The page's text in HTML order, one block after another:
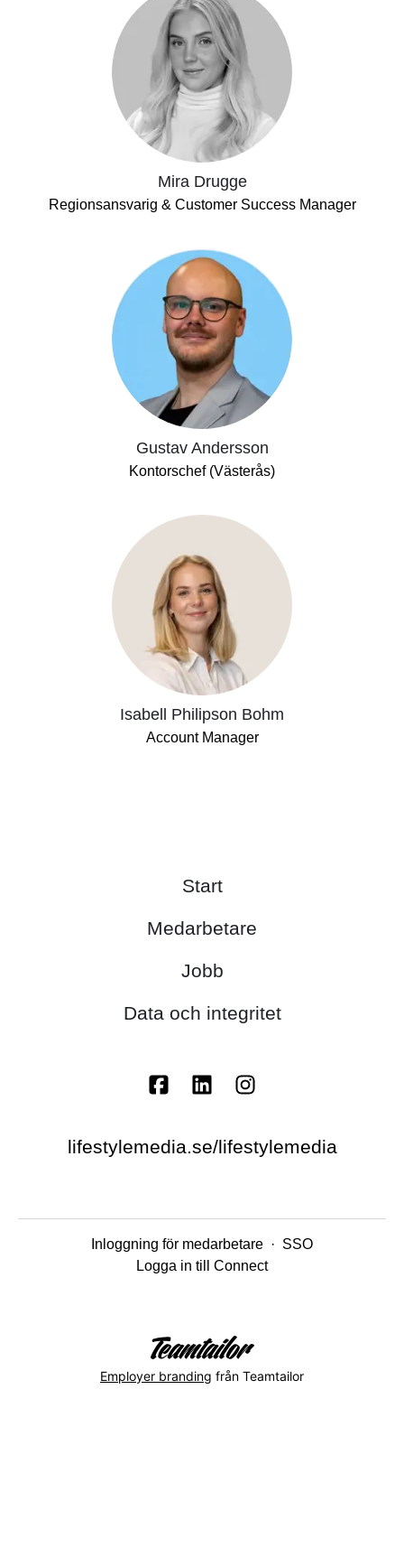
Mira Drugge
Regionsansvarig & Customer Success Manager
Gustav Andersson
Kontorschef (Västerås)
Isabell Philipson Bohm
Account Manager
Start
Medarbetare
Jobb
Data och integritet
lifestylemedia.se/lifestylemedia
Inloggning för medarbetare · SSO
Logga in till Connect
Employer branding från Teamtailor